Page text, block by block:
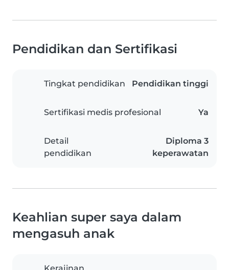
Pendidikan dan Sertifikasi
Tingkat pendidikan Pendidikan tinggi
Sertifikasi medis profesional Ya
Detail
pendidikan
Diploma 3
keperawatan
Keahlian super saya dalam
mengasuh anak